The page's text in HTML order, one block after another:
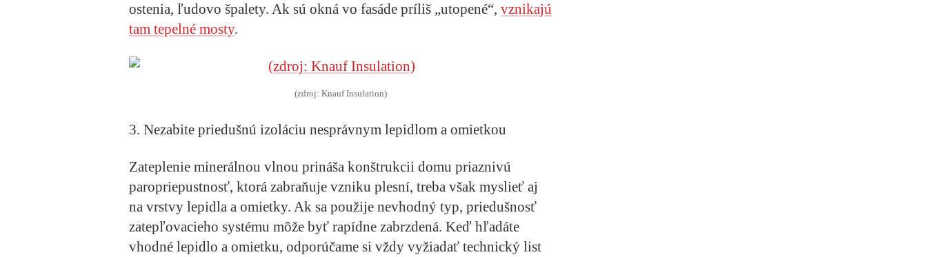
ostenia, ľudovo špalety. Ak sú okná vo fasáde príliš „utopené“, vznikajú
tam tepelné mosty.
(zdroj: Knauf Insulation)
3. Nezabite priedušnú izoláciu nesprávnym lepidlom a omietkou
Zateplenie minerálnou vlnou prináša konštrukcii domu priaznivú
paropriepustnosť, ktorá zabraňuje vzniku plesní, treba však myslieť aj
na vrstvy lepidla a omietky. Ak sa použije nevhodný typ, priedušnosť
zatepľovacieho systému môže byť rapídne zabrzdená. Keď hľadáte
vhodné lepidlo a omietku, odporúčame si vždy vyžiadať technický list